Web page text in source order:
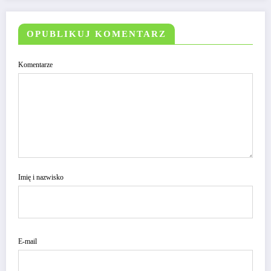
OPUBLIKUJ KOMENTARZ
Komentarze
Imię i nazwisko
E-mail